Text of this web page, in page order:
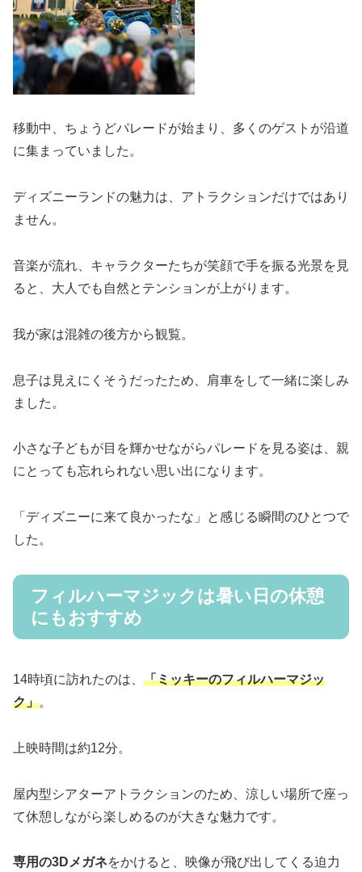
移動中、ちょうどパレードが始まり、多くのゲストが沿道
に集まっていました。
ディズニーランドの魅力は、アトラクションだけではあり
ません。
音楽が流れ、キャラクターたちが笑顔で手を振る光景を見
ると、大人でも自然とテンションが上がります。
我が家は混雑の後方から観覧。
息子は見えにくそうだったため、肩車をして一緒に楽しみ
ました。
小さな子どもが目を輝かせながらパレードを見る姿は、親
にとっても忘れられない思い出になります。
「ディズニーに来て良かったな」と感じる瞬間のひとつで
した。
フィルハーマジックは暑い日の休憩
にもおすすめ
14時頃に訪れたのは、 「ミッキーのフィルハーマジッ
ク」。
上映時間は約12分。
屋内型シアターアトラクションのため、涼しい場所で座っ
て休憩しながら楽しめるのが大きな魅力です。
専用の3Dメガネをかけると、映像が飛び出してくる迫力